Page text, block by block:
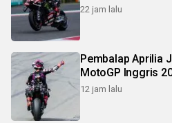
22 jam lalu
Pembalap Aprilia
MotoGP Inggris
12 jam lalu